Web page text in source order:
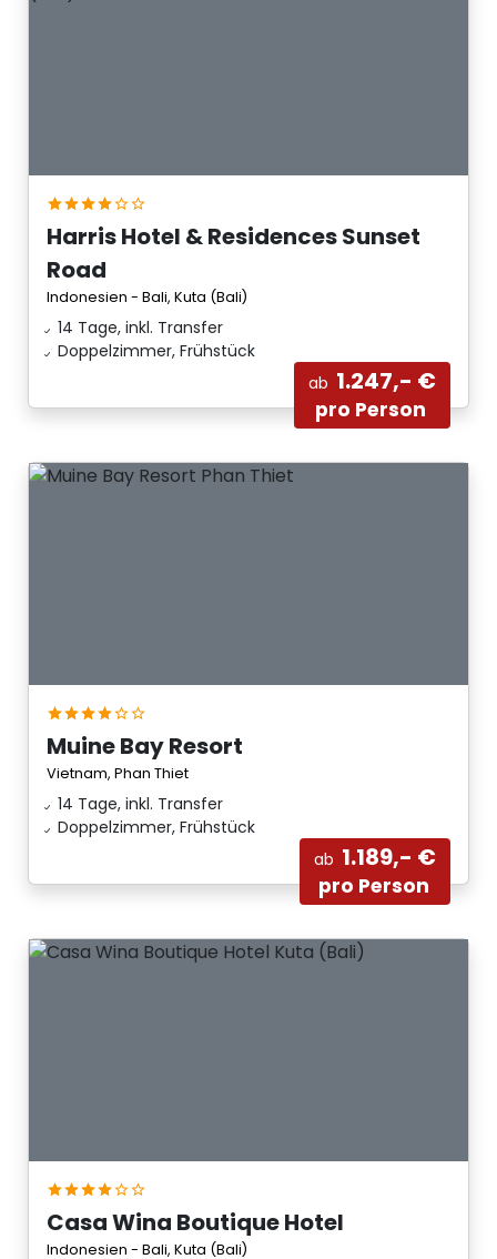
Harris Hotel & Residences Sunset
Road
Indonesien - Bali, Kuta (Bali)
14 Tage, inkl. Transfer
Doppelzimmer, Frühstück
ab 1.247,- €
pro Person
Muine Bay Resort
Vietnam, Phan Thiet
14 Tage, inkl. Transfer
Doppelzimmer, Frühstück
ab 1.189,- €
pro Person
Casa Wina Boutique Hotel
Indonesien - Bali, Kuta (Bali)